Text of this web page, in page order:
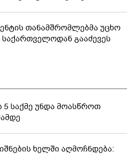
თანამშრომლებმა უცხო
საქართველოდან გააძევეს
5 საქმე უნდა მოასწროთ
ხელში აღმოჩნდება: